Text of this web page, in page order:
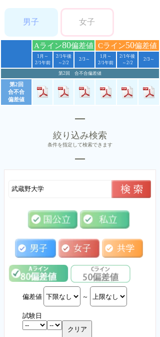
男子 女子
Aライン80偏差値 Cライン50偏差値
1月～
2/1午前
2/1午後
～2/2
2/3～
1月～
2/1午前
2/1午後
～2/2
2/3～
第2回 合不合偏差値
第2回
合不合
偏差値
絞り込み検索
条件を指定して検索できます
偏差値 ～
試験日